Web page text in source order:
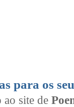
para os
ao site de